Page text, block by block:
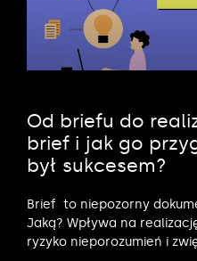
Od briefu do
brief i jak go
był sukcesem?
Brief to niepozorny
Jaką? Wpływa na
ryzyko nieporozumień i